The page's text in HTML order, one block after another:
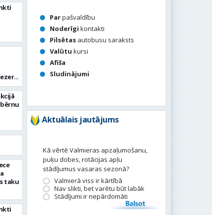
taku
Parpašvaldību
Noderīgi kontakti
Pilsētas autobusu saraksts
Valūtu kursi
Afiša
Sludinājumi
Aktuālais jautājums
Kā vērtē Valmieras apzaļumošanu,
puķu dobes, rotācijas apļu
stādījumus vasaras sezonā?
Valmierā viss ir kārtībā
Nav slikti, bet varētu būt labāk
Stādījumi ir nepārdomāti
Balsot